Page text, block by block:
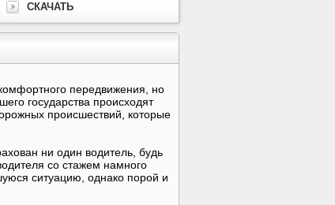
СКАЧАТЬ
передвижения, но
государства происходят
происшествий, которые
ни один водитель, будь
со стажем намного
ситуацию, однако порой и